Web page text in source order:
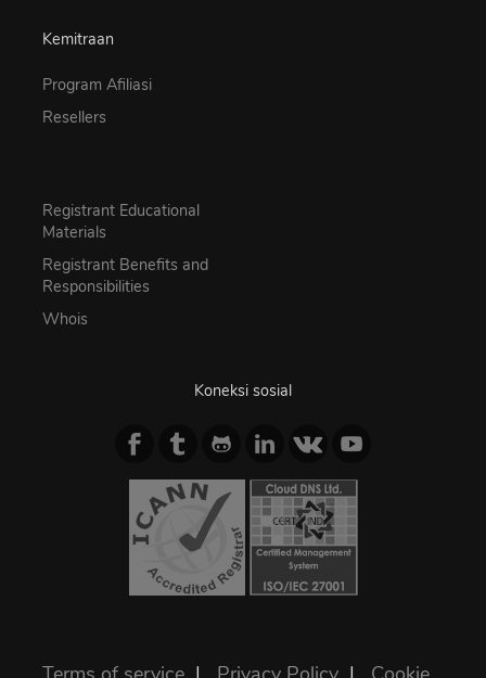
Kemitraan
Program Afiliasi
Resellers
Registrant Educational
Materials
Registrant Benefits and
Responsibilities
Whois
Koneksi sosial